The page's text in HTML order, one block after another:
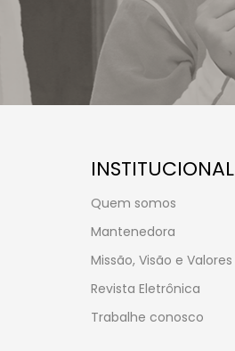
INSTITUCIONAL
Quem somos
Mantenedora
Missão, Visão e Valores
Revista Eletrônica
Trabalhe conosco